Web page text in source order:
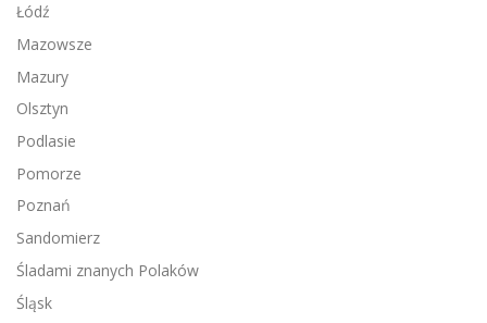
Łódź
Mazowsze
Mazury
Olsztyn
Podlasie
Pomorze
Poznań
Sandomierz
Śladami znanych Polaków
Śląsk